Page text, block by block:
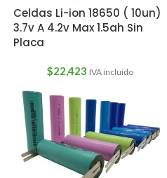
Celdas Li-ion 18650 ( 10un)
3.7v A 4.2v Max 1.5ah Sin
Placa
$22,423 IVA incluido